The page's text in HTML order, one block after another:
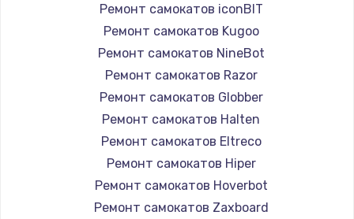
Ремонт самокатов iconBIT
Ремонт самокатов Kugoo
Ремонт самокатов NineBot
Ремонт самокатов Razor
Ремонт самокатов Globber
Ремонт самокатов Halten
Ремонт самокатов Eltreco
Ремонт самокатов Hiper
Ремонт самокатов Hoverbot
Ремонт самокатов Zaxboard